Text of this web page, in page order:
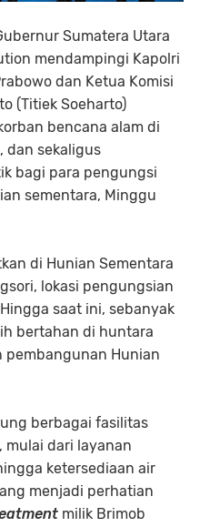
Sumatera Utara
mendampingi Kapolri
dan Ketua Komisi
(Titiek Soeharto)
bencana alam di
dan sekaligus
bagi para pengungsi
sementara, Minggu
di Hunian Sementara
lokasi pengungsian
saat ini, sebanyak
bertahan di huntara
pembangunan Hunian
berbagai fasilitas
dari layanan
ketersediaan air
menjadi perhatian
milik Brimob